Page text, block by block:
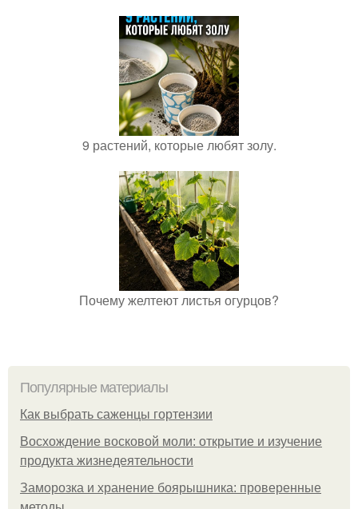
9 растений, которые любят золу.
Почему желтеют листья огурцов?
Популярные материалы
Как выбрать саженцы гортензии
Восхождение восковой моли: открытие и изучение
продукта жизнедеятельности
Заморозка и хранение боярышника: проверенные